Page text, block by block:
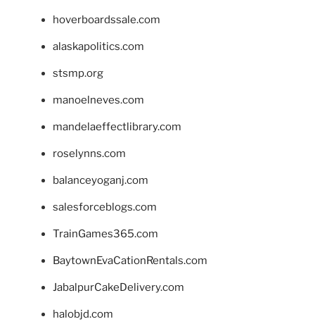
hoverboardssale.com
alaskapolitics.com
stsmp.org
manoelneves.com
mandelaeffectlibrary.com
roselynns.com
balanceyoganj.com
salesforceblogs.com
TrainGames365.com
BaytownEvaCationRentals.com
JabalpurCakeDelivery.com
halobjd.com